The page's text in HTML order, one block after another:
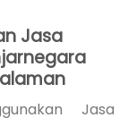
Jasa
Jasa